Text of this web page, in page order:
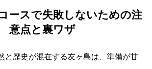
ースで失敗しないための注
意点と裏ワザ
と歴史が混在する友ヶ島は、準備が甘